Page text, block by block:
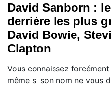
David Sanborn :
derrière les plus
David Bowie,
Clapton
Vous connaissez
même si son nom ne vous